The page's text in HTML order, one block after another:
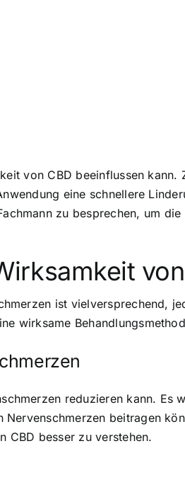
von CBD beeinflussen kann.
eine schnellere
zu besprechen, um
ist vielversprechend,
wirksame
reduzieren kann. Es
beitragen
CBD besser zu verstehen.